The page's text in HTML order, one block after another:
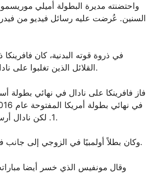
واحتضنته مديرة البطولة أميلي
السنين. عُرضت عليه رسائل فيديو من
في ذروة قوته البدنية، كان
القلائل الذين تغلبوا على نادال وديوكوفيتش وفيدرر وآندي موراي في البطولات الأربع الكبرى.
1. لكن نادال أرسله بمجموعتين متتاليتين في نهائي بطولة فرنسا المفتوحة 2017.
وكان بطلاً أولمبيًا في الزوجي إلى جانب فيدرر في عام 2008 وفازوا بكأس ديفيز لسويسرا في عام 2014.
وقال مونفيس الذي خسر أيضا مباراته